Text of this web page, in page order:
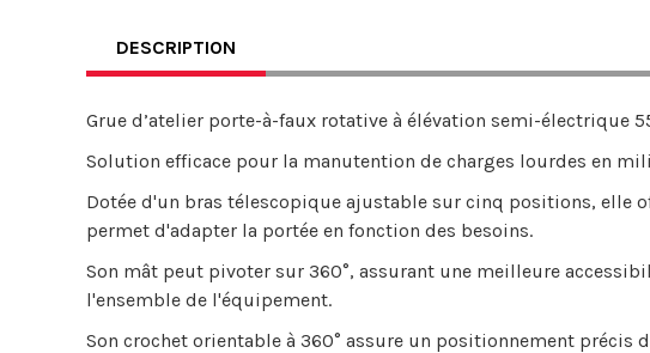
DESCRIPTION
Grue d’atelier porte-à-faux rotative à élévation semi-électrique
Solution efficace pour la manutention de charges lourdes en
Dotée d'un bras télescopique ajustable sur cinq positions, elle
permet d'adapter la portée en fonction des besoins.
Son mât peut pivoter sur 360°, assurant une meilleure
l'ensemble de l'équipement.
Son crochet orientable à 360° assure un positionnement précis